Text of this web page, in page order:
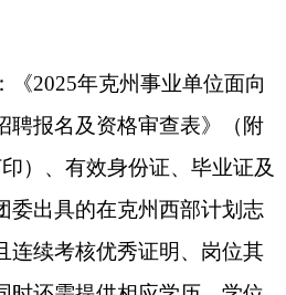
》上签署意见及签名。
月6日资格审查通过考生
领取面试通知单。1月
及招聘单位统一组织考
面试通知单为准），考